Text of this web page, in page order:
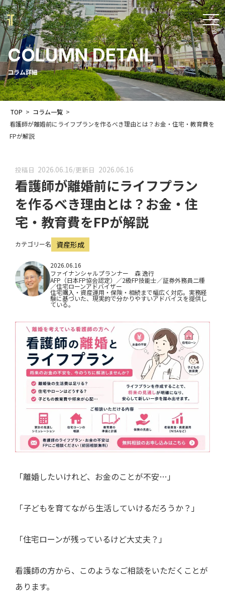
t
o
g
g
l
e
n
COLUMN DETAIL
コラム詳細
TOP > コラム一覧 >
看護師が離婚前にライフプランを作るべき理由とは？お金・住宅・教育費を
FPが解説
投稿日 2026.06.16/更新日 2026.06.16
看護師が離婚前にライフプラン
を作るべき理由とは？お金・住
宅・教育費をFPが解説
カテゴリー名 資産形成
2026.06.16
ファイナンシャルプランナー 森 逸行
AFP（日本FP協会認定）／2級FP技能士／証券外務員二種
／住宅ローンアドバイザー
住宅購入・資産運用・保険・相続まで幅広く対応。実務経
験に基づいた、現実的で分かりやすいアドバイスを提供し
ている。
「離婚したいけれど、お金のことが不安…」
「子どもを育てながら生活していけるだろうか？」
「住宅ローンが残っているけど大丈夫？」
看護師の方から、このようなご相談をいただくことが
あります。